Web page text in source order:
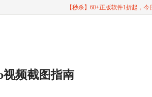
【秒杀】60+正版软件1折起，今
视频截图指南